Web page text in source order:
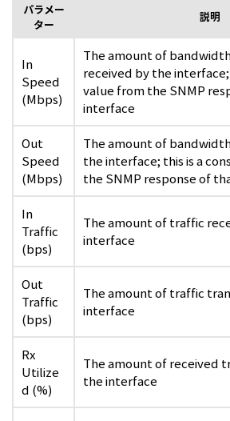
パラメー
ター
説明
In
Speed
(Mbps)
The amount of
received by the
value from the SNMP
interface
Out
Speed
(Mbps)
The amount of
the interface; this is a
the SNMP response of
In
Traffic
(bps)
The amount of traffic
interface
Out
Traffic
(bps)
The amount of traffic
interface
Rx
Utilize
d (%)
The amount of received
the interface